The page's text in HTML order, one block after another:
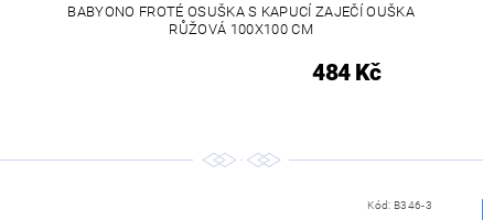
BABYONO FROTÉ OSUŠKA S KAPUCÍ ZAJEČÍ OUŠKA
RŮŽOVÁ 100X100 CM
484 Kč
Kód: B346-3